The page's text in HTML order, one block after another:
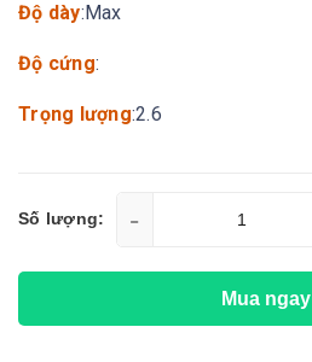
Độ dày:Max
Độ cứng:
Trọng lượng:2.6
Số lượng: -
Mua ngay